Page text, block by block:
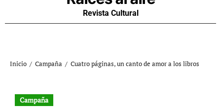
Revista Cultural
Inicio Campaña Cuatro páginas, un canto de amor a los libros
Campaña